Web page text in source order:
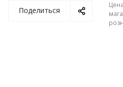
Поделиться